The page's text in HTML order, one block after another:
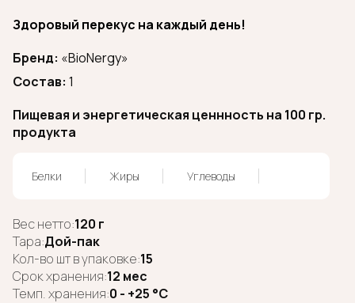
Здоровый перекус на каждый день!
Бренд: «BioNergy»
Состав: 1
Пищевая и энергетическая ценнность на 100 гр.
продукта
Белки Жиры Углеводы
Вес нетто:120 г
Тара:Дой-пак
Кол-во шт в упаковке:15
Срок хранения:12 мес
Темп. хранения:0 - +25 °C